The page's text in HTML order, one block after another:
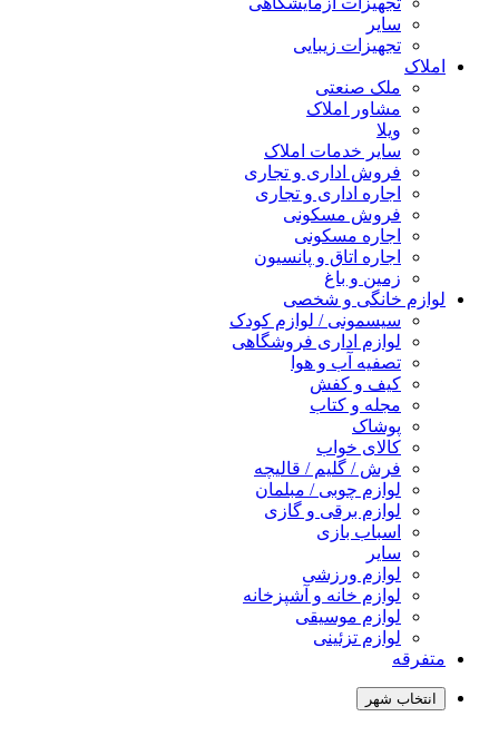
سایر
تجهیزات زیبایی
املاک
ملک صنعتی
مشاور املاک
ویلا
سایر خدمات املاک
فروش اداری و تجاری
اجاره اداری و تجاری
فروش مسکونی
اجاره مسکونی
اجاره اتاق و پانسیون
زمین و باغ
لوازم خانگی و شخصی
سیسمونی / لوازم کودک
لوازم اداری فروشگاهی
تصفیه آب و هوا
کیف و کفش
مجله و کتاب
پوشاک
کالای خواب
فرش / گلیم / قالیچه
لوازم چوبی / مبلمان
لوازم برقی و گازی
اسباب بازی
سایر
لوازم ورزشی
لوازم خانه و آشپزخانه
لوازم موسیقی
لوازم تزئینی
متفرقه
انتخاب شهر